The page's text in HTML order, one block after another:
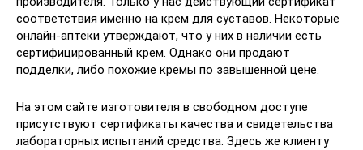
соответствия именно на крем для суставов. Некоторые
онлайн-аптеки утверждают, что у них в наличии есть
сертифицированный крем. Однако они продают
подделки, либо похожие кремы по завышенной цене.
На этом сайте изготовителя в свободном доступе
присутствуют сертификаты качества и свидетельства
лабораторных испытаний средства. Здесь же клиенту